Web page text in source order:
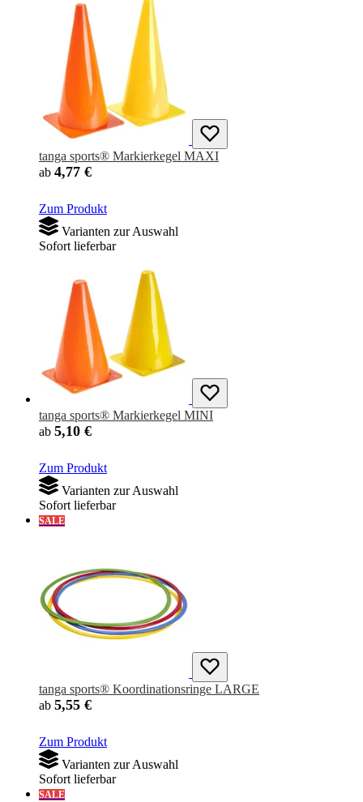
tanga sports® Markierkegel MAXI
ab 4,77 €
Zum Produkt
Varianten zur Auswahl
Sofort lieferbar
tanga sports® Markierkegel MINI
ab 5,10 €
Zum Produkt
Varianten zur Auswahl
Sofort lieferbar
SALE
tanga sports® Koordinationsringe LARGE
ab 5,55 €
Zum Produkt
Varianten zur Auswahl
Sofort lieferbar
SALE